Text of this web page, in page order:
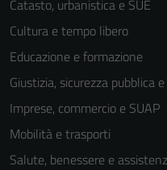
Catasto, urbanistica e SUE
Cultura e tempo libero
Educazione e formazione
Giustizia, sicurezza pubblica
Imprese, commercio e SUAP
Mobilità e trasporti
Salute, benessere e